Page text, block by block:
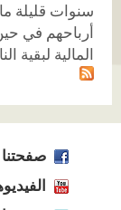
سنوات قليلة
أرباحهم في
المالية لبقية